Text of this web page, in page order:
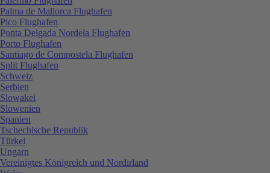
Palma de Mallorca Flughafen
Pico Flughafen
Ponta Delgada Nordela Flughafen
Porto Flughafen
Santiago de Compostela Flughafen
Split Flughafen
Schweiz
Serbien
Slowakei
Slowenien
Spanien
Tschechische Republik
Türkei
Ungarn
Vereinigtes Königreich und Nordirland